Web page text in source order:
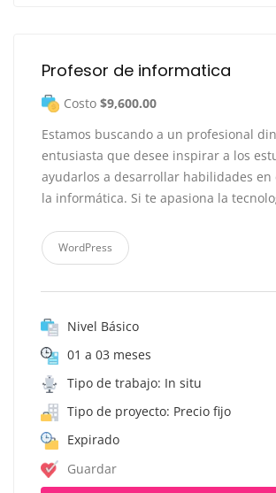
Profesor de informatica
Costo $9,600.00
Estamos buscando a un profesional
entusiasta que desee inspirar a los
ayudarlos a desarrollar habilidades en
la informática. Si te apasiona la
WordPress
Nivel Básico
01 a 03 meses
Tipo de trabajo: In situ
Tipo de proyecto: Precio fijo
Expirado
Guardar